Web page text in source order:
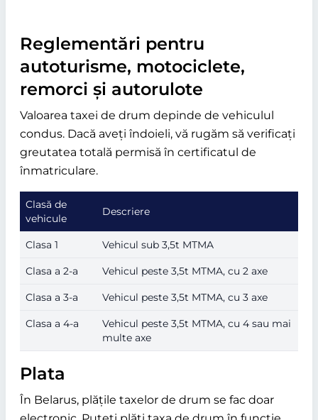
Reglementări pentru
autoturisme, motociclete,
remorci și autorulote
Valoarea taxei de drum depinde de vehiculul
condus. Dacă aveți îndoieli, vă rugăm să verificați
greutatea totală permisă în certificatul de
înmatriculare.
Clasă de
vehicule
Descriere
Clasa 1 Vehicul sub 3,5t MTMA
Clasa a 2-a Vehicul peste 3,5t MTMA, cu 2 axe
Clasa a 3-a Vehicul peste 3,5t MTMA, cu 3 axe
Clasa a 4-a
Vehicul peste 3,5t MTMA, cu 4 sau mai
multe axe
Plata
În Belarus, plățile taxelor de drum se fac doar